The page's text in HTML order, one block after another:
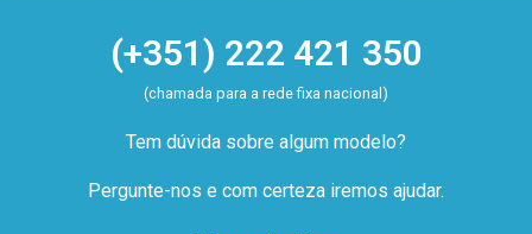
(+351) 222 421 350
(chamada para a rede fixa nacional)
Tem dúvida sobre algum modelo?
Pergunte-nos e com certeza iremos ajudar.